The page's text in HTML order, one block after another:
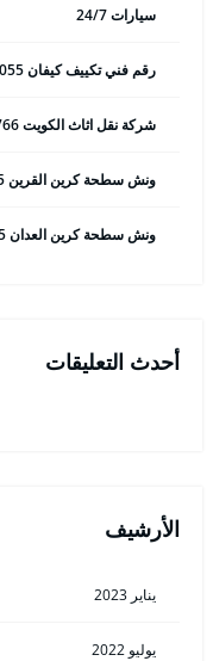
سيارات 24/7
رقم فني تكييف كيفان 98025055 فني تكييف مركزي 24 ساعة
شركة نقل اثاث الكويت 50993766 هاف لوري وانيت نقل عفش
ونش سطحة كرين القرين 65557275 ونش سحب وانقاذ سيارات
ونش سطحة كرين العدان 65557275 ونش سحب وانقاذ سيارات
أحدث التعليقات
الأرشيف
يناير 2023
يوليو 2022